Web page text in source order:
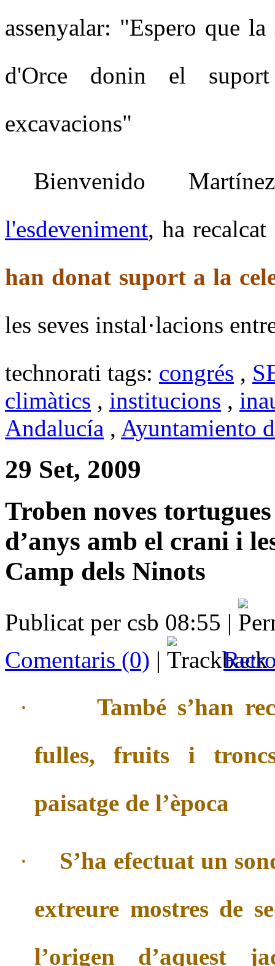
assenyalar: "Espero que
d'Orce donin el
excavacions"
Bienvenido
l'esdeveniment, ha
han donat suport a la
les seves instal·lacions
technorati tags: congrés ,
climàtics , institucions ,
Andalucía , Ayuntamiento
29 Set, 2009
Troben noves
d’anys amb el crani i
Camp dels Ninots
Publicat per csb 08:55 |
Comentaris (0) |
·
També s’han
fulles, fruits i
paisatge de l’època
·
S’ha efectuat un
extreure mostres de
l’origen d’aquest